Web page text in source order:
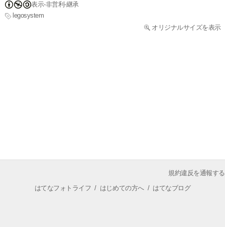
表示-非営利-継承
legosystem
オリジナルサイズを表示
規約違反を通報する
はてなフォトライフ / はじめての方へ/ はてなブログ